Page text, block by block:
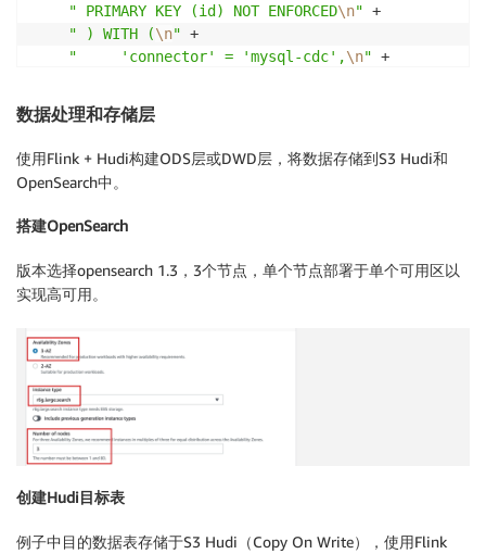
" PRIMARY KEY (id) NOT ENFORCED\n" +
" ) WITH (\n" +
"     'connector' = 'mysql-cdc',\n" +
"     'port' = 'mysqlPort',
"     'username' = 'mysqlUser',
"     'password' = 'mysqlPass',
\n "
"     'database-name' = 'mysql_database', \n"
"     'table-name' = 'mysql_table',
"     'scan.incremental.snapshot.enabled' =
" )"
tEnv.executeSql
数据处理和存储层
使用Flink + Hudi构建ODS层或DWD层，将数据存储到S3 Hudi和
OpenSearch中。
搭建OpenSearch
版本选择opensearch 1.3，3个节点，单个节点部署于单个可用区以
实现高可用。
创建Hudi目标表
例子中目的数据表存储于S3 Hudi（Copy On Write），使用Flink